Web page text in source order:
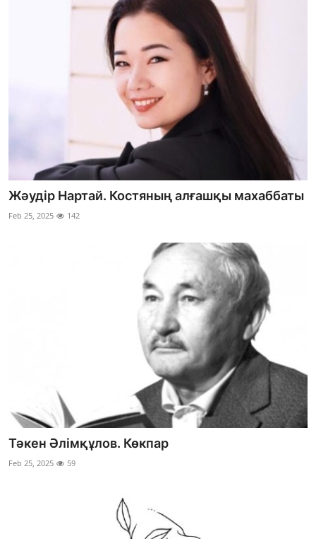
Жәудір Нартай. Костяның алғашқы махаббаты
Feb 25, 2025 142
Тәкен Әлімқұлов. Көкпар
Feb 25, 2025 59